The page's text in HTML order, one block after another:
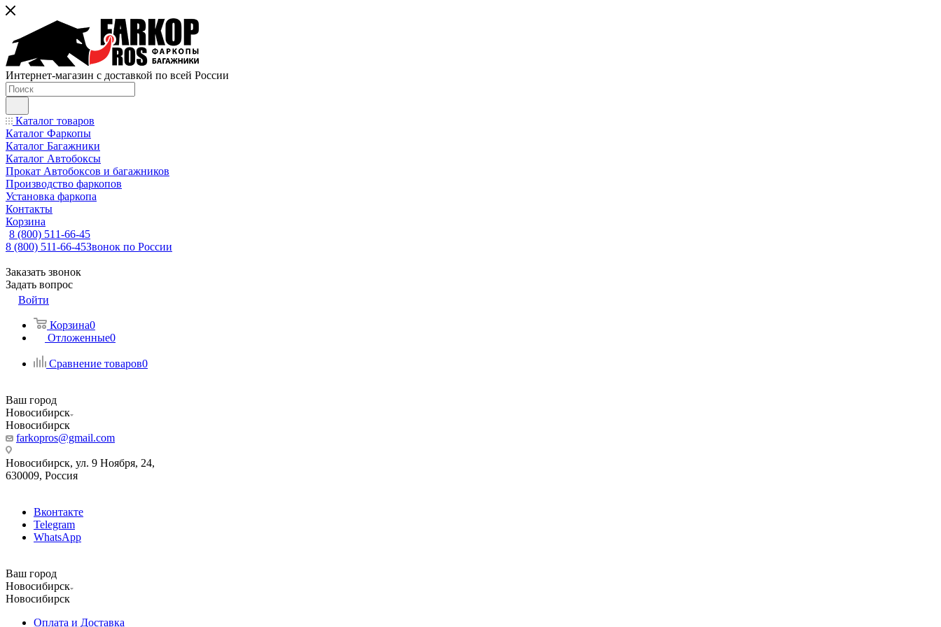
Интернет-магазин с доставкой по всей России
Каталог товаров
Каталог Фаркопы
Каталог Багажники
Каталог Автобоксы
Прокат Автобоксов и багажников
Производство фаркопов
Установка фаркопа
Контакты
Корзина
8 (800) 511-66-45
8 (800) 511-66-45Звонок по России
Заказать звонок
Задать вопрос
Войти
Корзина0
Отложенные0
Сравнение товаров0
Ваш город
Новосибирск
Новосибирск
farkopros@gmail.com
Новосибирск, ул. 9 Ноября, 24,
630009, Россия
Вконтакте
Telegram
WhatsApp
Ваш город
Новосибирск
Новосибирск
Оплата и Доставка